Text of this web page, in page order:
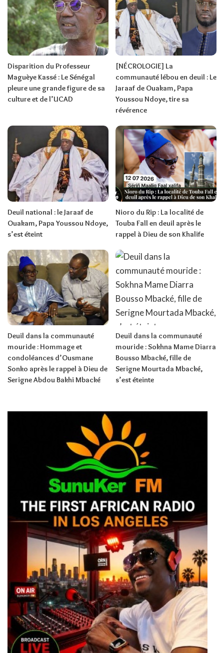
Disparition du Professeur
Maguèye Kassé : Le Sénégal
pleure une grande figure de sa
culture et de l’UCAD
[NÉCROLOGIE] La
communauté lébou en deuil : Le
Jaraaf de Ouakam, Papa
Youssou Ndoye, tire sa
révérence
Deuil national : le Jaraaf de
Ouakam, Papa Youssou Ndoye,
s’est éteint
Nioro du Rip : La localité de
Touba Fall en deuil après le
rappel à Dieu de son Khalife
Deuil dans la communauté
mouride : Hommage et
condoléances d’Ousmane
Sonko après le rappel à Dieu de
Serigne Abdou Bakhi Mbacké
Deuil dans la communauté
mouride : Sokhna Mame Diarra
Bousso Mbacké, fille de
Serigne Mourtada Mbacké,
s’est éteinte